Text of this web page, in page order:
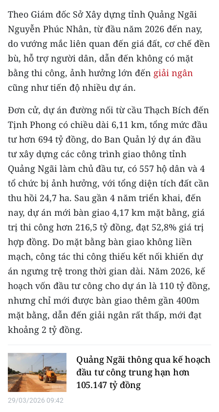
MEDIA CENTER
E-Magazine
Video
Media Chính trị
Media Văn hóa
Media Xã hội
Media Pháp luật
Media Du lịch
Media Thế giới
Media Thể thao
Media Giáo dục
Media Y tế
Media Khoa học - Công nghệ
Media Môi trường
Ảnh
Infographic
TIN MỚI
Theo Giám đốc Sở Xây dựng tỉnh Quảng Ngãi
Nguyễn Phúc Nhân, từ đầu năm 2026 đến nay,
do vướng mắc liên quan đến giá đất, cơ chế đền
bù, hỗ trợ người dân, dẫn đến không có mặt
bằng thi công, ảnh hưởng lớn đến giải ngân
cũng như tiến độ nhiều dự án.
Đơn cử, dự án đường nối từ cầu Thạch Bích đến
Tịnh Phong có chiều dài 6,11 km, tổng mức đầu
tư hơn 694 tỷ đồng, do Ban Quản lý dự án đầu
tư xây dựng các công trình giao thông tỉnh
Quảng Ngãi làm chủ đầu tư, có 557 hộ dân và 4
tổ chức bị ảnh hưởng, với tổng diện tích đất cần
thu hồi 24,7 ha. Sau gần 4 năm triển khai, đến
nay, dự án mới bàn giao 4,17 km mặt bằng, giá
trị thi công hơn 216,5 tỷ đồng, đạt 52,8% giá trị
hợp đồng. Do mặt bằng bàn giao không liền
mạch, công tác thi công thiếu kết nối khiến dự
án ngưng trệ trong thời gian dài. Năm 2026, kế
hoạch vốn đầu tư công cho dự án là 110 tỷ đồng,
nhưng chỉ mới được bàn giao thêm gần 400m
mặt bằng, dẫn đến giải ngân rất thấp, mới đạt
khoảng 2 tỷ đồng.
Quảng Ngãi thông qua kế hoạch
đầu tư công trung hạn hơn
105.147 tỷ đồng
29/03/2026 09:42